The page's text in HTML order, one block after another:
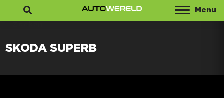
Menu
SKODA SUPERB